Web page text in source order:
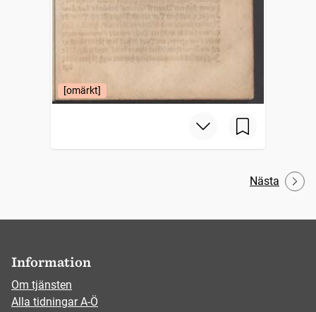
[omärkt]
Nästa
Information
Om tjänsten
Alla tidningar A-Ö